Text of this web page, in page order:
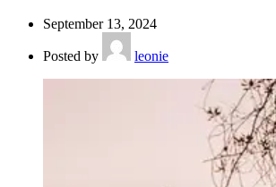
September 13, 2024
Posted by leonie